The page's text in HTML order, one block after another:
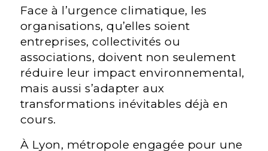
Face à l’urgence climatique, les
organisations, qu’elles soient
entreprises, collectivités ou
associations, doivent non seulement
réduire leur impact environnemental,
mais aussi s’adapter aux
transformations inévitables déjà en
cours.
À Lyon, métropole engagée pour une